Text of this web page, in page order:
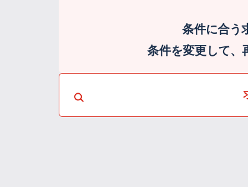
条件に合う
条件を変更して、